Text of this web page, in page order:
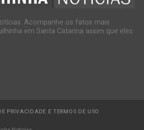
Acompanhe os fatos mais
em Santa Catarina assim que eles
PRIVACIDADE E TERMOS DE USO